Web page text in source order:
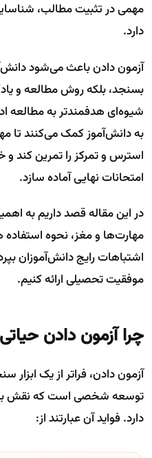
مهمی در تثبیت مطالب،
دارد.
آزمون دادن باعث می‌شود
بسنجد، بلکه روش مطالعه و
شیوه‌ای هدفمندتر به مطالعه
به دانش‌آموز کمک می‌کنند تا
استرس و تمرکز را تمرین کند و
امتحانات نهایی آماده سازد.
در این مقاله قصد داریم به
مهارت‌ها و مغز، نحوه استفاده
اشتباهات رایج دانش‌آموزان
موفقیت تحصیلی ارائه کنیم.
چرا آزمون دادن
آزمون دادن، فراتر از یک
توسعه شخصی است که نقش
دارد. فواید آن عبارتند از: